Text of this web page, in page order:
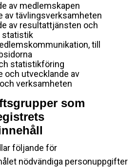
av medlemskapen
av tävlingsverksamheten
av resultattjänsten och
statistik
till
statistikföring
och utvecklande av
verksamheten
som
följande för
nödvändiga personuppgifter